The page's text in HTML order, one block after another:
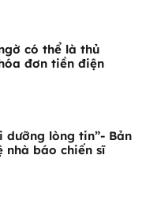
có thể là thủ
đơn tiền điện
dưỡng lòng tin”- Bản
nhà báo chiến sĩ